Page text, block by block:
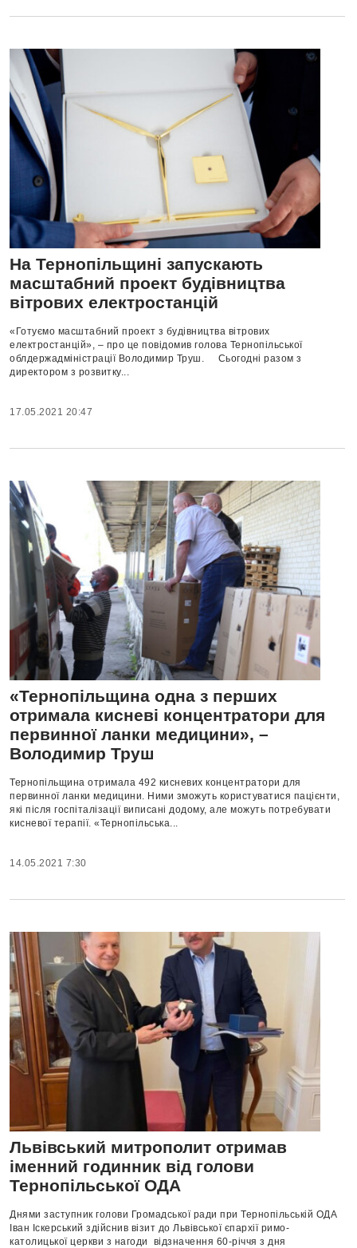
На Тернопільщині запускають
масштабний проект будівництва
вітрових електростанцій
«Готуємо масштабний проект з будівництва вітрових
електростанцій», – про це повідомив голова Тернопільської
облдержадміністрації Володимир Труш. Сьогодні разом з
директором з розвитку...
17.05.2021 20:47
«Тернопільщина одна з перших
отримала кисневі концентратори для
первинної ланки медицини», –
Володимир Труш
Тернопільщина отримала 492 кисневих концентратори для
первинної ланки медицини. Ними зможуть користуватися пацієнти,
які після госпіталізації виписані додому, але можуть потребувати
кисневої терапії. «Тернопільська...
14.05.2021 7:30
Львівський митрополит отримав
іменний годинник від голови
Тернопільської ОДА
Днями заступник голови Громадської ради при Тернопільській ОДА
Іван Іскерський здійснив візит до Львівської єпархії римо-
католицької церкви з нагоди відзначення 60-річчя з дня